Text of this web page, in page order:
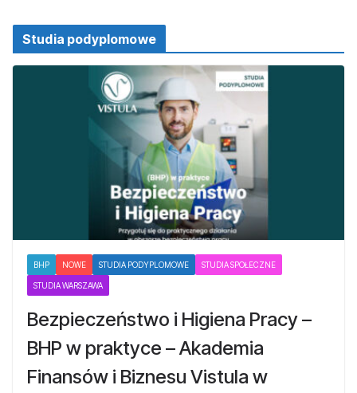
Studia podyplomowe
BHP NOWE STUDIA PODYPLOMOWE STUDIA SPOŁECZNE
STUDIA WARSZAWA
Bezpieczeństwo i Higiena Pracy –
BHP w praktyce – Akademia
Finansów i Biznesu Vistula w